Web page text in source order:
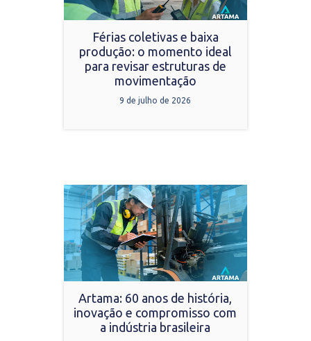
Férias coletivas e baixa
produção: o momento ideal
para revisar estruturas de
movimentação
9 de julho de 2026
Artama: 60 anos de história,
inovação e compromisso com
a indústria brasileira